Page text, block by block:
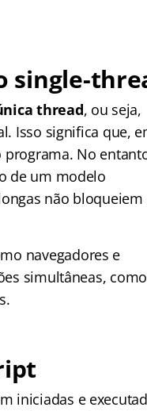
single-
thread, ou seja,
Isso significa que,
No
de um modelo
não bloqueiem
navegadores e
simultâneas, como
iniciadas e